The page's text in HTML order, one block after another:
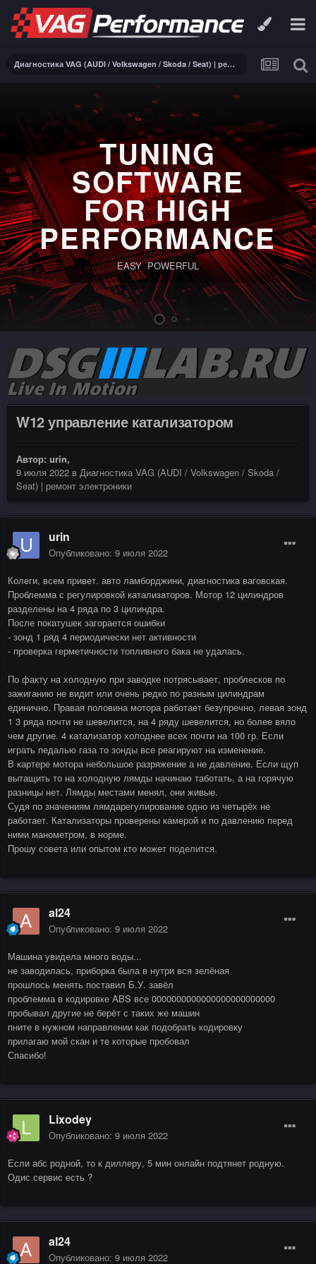
Диагностика VAG (AUDI / Volkswagen / Skoda / Seat) | ремонт электроники
TUNING
SOFTWARE
FOR HIGH
PERFORMANCE
EASY POWERFUL
W12 управление катализатором
Автор: urin,
9 июля 2022 в Диагностика VAG (AUDI / Volkswagen / Skoda /
Seat) | ремонт электроники
urin
Опубликовано: 9 июля 2022
Колеги, всем привет. авто ламборджини, диагностика ваговская.
Проблемма с регулировкой катализаторов. Мотор 12 цилиндров
разделены на 4 ряда по 3 цилиндра.
После покатушек загорается ошибки
- зонд 1 ряд 4 периодически нет активности
- проверка герметичности топливного бака не удалась.
По факту на холодную при заводке потрясывает, проблесков по
зажиганию не видит или очень редко по разным цилиндрам
единично. Правая половина мотора работает безупречно, левая зонд
1 3 ряда почти не шевелится, на 4 ряду шевелится, но более вяло
чем другие. 4 катализатор холоднее всех почти на 100 гр. Если
играть педалью газа то зонды все реагируют на изменение.
В картере мотора небольшое разряжение а не давление. Если щуп
вытащить то на холодную лямды начинаю таботать, а на горячую
разницы нет. Лямды местами менял, они живые.
Судя по значениям лямдарегулирование одно из четырёх не
работает. Катализаторы проверены камерой и по давлению перед
ними манометром, в норме.
Прошу совета или опытом кто может поделится.
al24
Опубликовано: 9 июля 2022
Машина увидела много воды...
не заводилась, приборка была в нутри вся зелёная
прошлось менять поставил Б.У. завёл
проблемма в кодировке ABS все 0000000000000000000000000
пробывал другие не берёт с таких же машин
пните в нужном направлении как подобрать кодировку
прилагаю мой скан и те которые пробовал
Спасибо!
Lixodey
Опубликовано: 9 июля 2022
Если абс родной, то к диллеру, 5 мин онлайн подтянет родную.
Одис сервис есть ?
al24
Опубликовано: 9 июля 2022